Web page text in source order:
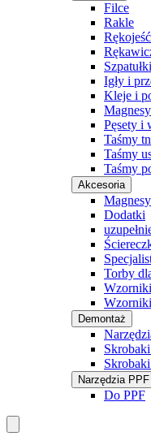
Filce
Rakle
Igły i
Kleje i
Magnesy
Pęsety i
Taśmy
Taśmy
Taśmy
Akcesoria
Magnesy
Dodatki
Torby
Demontaż
Narzędzia PPF
Do PPF